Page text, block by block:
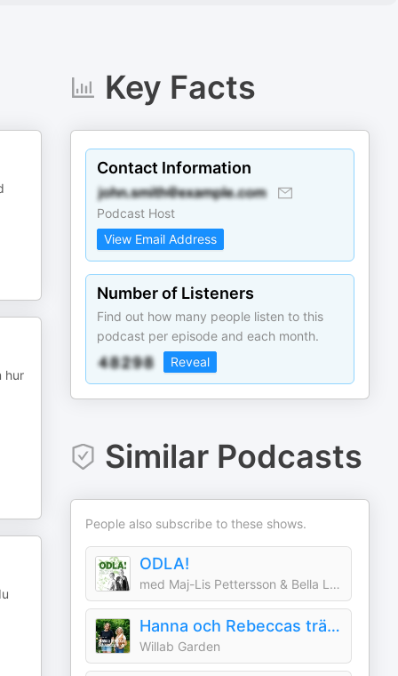
hur
Key Facts
Contact Information
Podcast Host
View Email Address
Number of Listeners
Find out how many people listen to this
podcast per episode and each month.
Reveal
Similar Podcasts
People also subscribe to these shows.
ODLA!
med Maj-Lis Pettersson & Bella Linde
Hanna och Rebeccas trädgårdsliv
Willab Garden